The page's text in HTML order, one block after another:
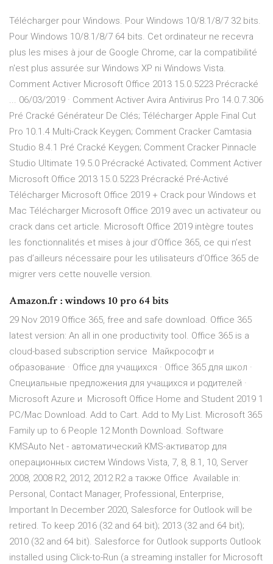
Télécharger pour Windows. Pour Windows 10/8.1/8/7 32 bits.
Pour Windows 10/8.1/8/7 64 bits. Cet ordinateur ne recevra
plus les mises à jour de Google Chrome, car la compatibilité
n'est plus assurée sur Windows XP ni Windows Vista.
Comment Activer Microsoft Office 2013 15.0.5223 Précracké
... 06/03/2019 · Comment Activer Avira Antivirus Pro 14.0.7.306
Pré Cracké Générateur De Clés; Télécharger Apple Final Cut
Pro 10.1.4 Multi-Crack Keygen; Comment Cracker Camtasia
Studio 8.4.1 Pré Cracké Keygen; Comment Cracker Pinnacle
Studio Ultimate 19.5.0 Précracké Activated; Comment Activer
Microsoft Office 2013 15.0.5223 Précracké Pré-Activé
Télécharger Microsoft Office 2019 + Crack pour Windows et
Mac Télécharger Microsoft Office 2019 avec un activateur ou
crack dans cet article. Microsoft Office 2019 intègre toutes
les fonctionnalités et mises à jour d’Office 365, ce qui n’est
pas d’ailleurs nécessaire pour les utilisateurs d’Office 365 de
migrer vers cette nouvelle version.
Amazon.fr : windows 10 pro 64 bits
29 Nov 2019 Office 365, free and safe download. Office 365
latest version: An all in one productivity tool. Office 365 is a
cloud-based subscription service Майкрософт и
образование · Office для учащихся · Office 365 для школ ·
Специальные предложения для учащихся и родителей ·
Microsoft Azure и Microsoft Office Home and Student 2019 1
PC/Mac Download. Add to Cart. Add to My List. Microsoft 365
Family up to 6 People 12 Month Download. Software
KMSAuto Net - автоматический KMS-активатор для
операционных систем Windows Vista, 7, 8, 8.1, 10, Server
2008, 2008 R2, 2012, 2012 R2 а также Office Available in:
Personal, Contact Manager, Professional, Enterprise,
Important In December 2020, Salesforce for Outlook will be
retired. To keep 2016 (32 and 64 bit); 2013 (32 and 64 bit);
2010 (32 and 64 bit). Salesforce for Outlook supports Outlook
installed using Click-to-Run (a streaming installer for Microsoft